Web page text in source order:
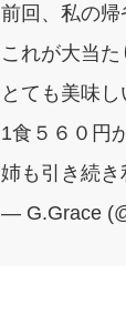
前回、私の
これが大当た
とても美味し
1食５６０円
姉も引き続き
— G.Grace